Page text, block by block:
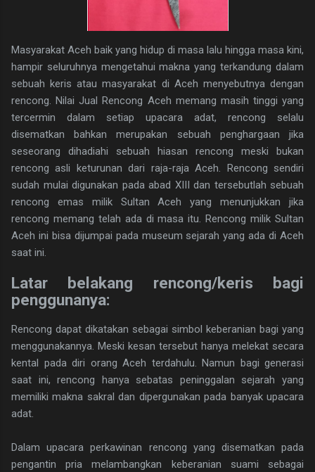
Masyarakat Aceh baik yang hidup di masa lalu hingga masa kini,
hampir seluruhnya mengetahui makna yang terkandung dalam
sebuah keris atau masyarakat di Aceh menyebutnya dengan
rencong. Nilai Jual Rencong Aceh memang masih tinggi yang
tercermin dalam setiap upacara adat, rencong selalu
disematkan bahkan merupakan sebuah penghargaan jika
seseorang dihadiahi sebuah hiasan rencong meski bukan
rencong asli keturunan dari raja-raja Aceh. Rencong sendiri
sudah mulai digunakan pada abad XIII dan tersebutlah sebuah
rencong emas milik Sultan Aceh yang menunjukkan jika
rencong memang telah ada di masa itu. Rencong milik Sultan
Aceh ini bisa dijumpai pada museum sejarah yang ada di Aceh
saat ini.
Latar belakang rencong/keris bagi
penggunanya:
Rencong dapat dikatakan sebagai simbol keberanian bagi yang
menggunakannya. Meski kesan tersebut hanya melekat secara
kental pada diri orang Aceh terdahulu. Namun bagi generasi
saat ini, rencong hanya sebatas peninggalan sejarah yang
memiliki makna sakral dan dipergunakan pada banyak upacara
adat.
Dalam upacara perkawinan rencong yang disematkan pada
pengantin pria melambangkan keberanian suami sebagai